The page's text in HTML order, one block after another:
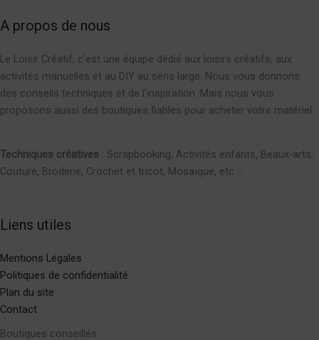
A propos de nous
Le Loisir Créatif, c’est une équipe dédié aux loisirs créatifs, aux
activités manuelles et au DIY au sens large. Nous vous donnons
des conseils techniques et de l’inspiration. Mais nous vous
proposons aussi des boutiques fiables pour acheter votre matériel.
Techniques créatives : Scrapbooking, Activités enfants, Beaux-arts,
Couture, Broderie, Crochet et tricot, Mosaïque, etc.
Liens utiles
Mentions Légales
Politiques de confidentialité
Plan du site
Contact
Boutiques conseillés